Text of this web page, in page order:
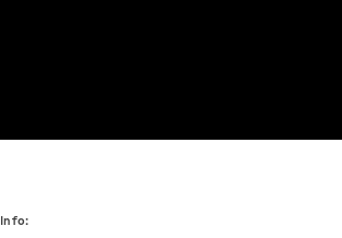
Info: